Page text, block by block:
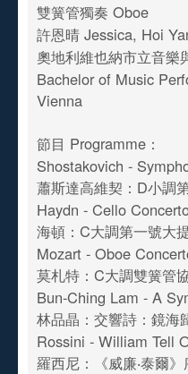
雙簧管獨奏 Oboe
許恩晴 Jessica, Hoi
奧地利維也納市立音樂
Bachelor of Music
Vienna
節目 Programme：
Shostakovich -
蕭斯達高維契：D小調
Haydn - Cello
海頓：C大調第一號大
Mozart - Oboe
莫札特：C大調雙簧管
Bun-Ching Lam - A
林品晶：交響詩：鏡海
Rossini - William Tell
羅西尼：《威廉‧泰爾》